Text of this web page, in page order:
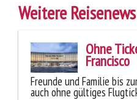
Weitere Reisenews
Ohne
Francisco
Freunde und Familie bis
auch ohne gültiges